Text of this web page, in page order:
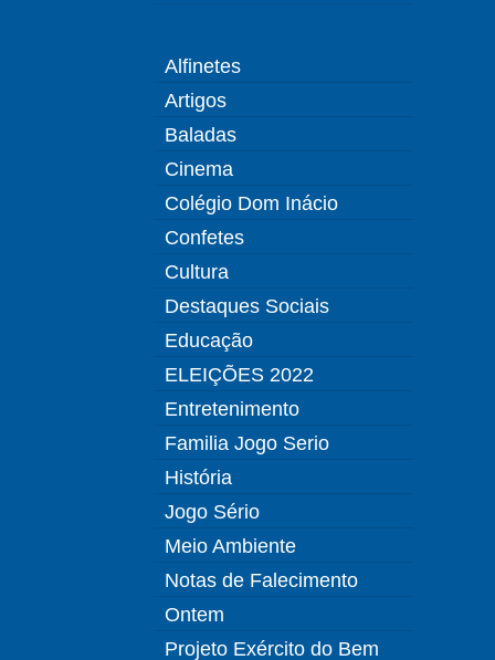
Alfinetes
Artigos
Baladas
Cinema
Colégio Dom Inácio
Confetes
Cultura
Destaques Sociais
Educação
ELEIÇÕES 2022
Entretenimento
Familia Jogo Serio
História
Jogo Sério
Meio Ambiente
Notas de Falecimento
Ontem
Projeto Exército do Bem